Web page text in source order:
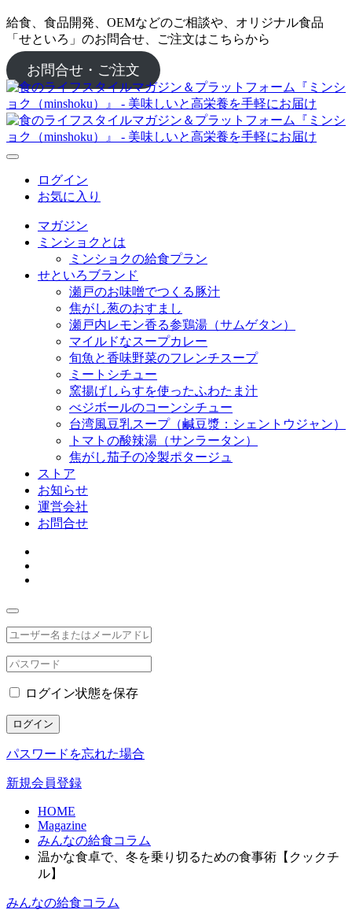
給食、食品開発、OEMなどのご相談や、オリジナル食品
「せといろ」のお問合せ、ご注文はこちらから
お問合せ・ご注文
ログイン
お気に入り
マガジン
ミンショクとは
ミンショクの給食プラン
せといろブランド
瀬戸のお味噌でつくる豚汁
焦がし葱のおすまし
瀬戸内レモン香る参鶏湯（サムゲタン）
マイルドなスープカレー
旬魚と香味野菜のフレンチスープ
ミートシチュー
窯揚げしらすを使ったふわたま汁
べジボールのコーンシチュー
台湾風豆乳スープ（鹹豆漿：シェントウジャン）
トマトの酸辣湯（サンラータン）
焦がし茄子の冷製ポタージュ
ストア
お知らせ
運営会社
お問合せ
ログイン状態を保存
ログイン
パスワードを忘れた場合
新規会員登録
HOME
Magazine
みんなの給食コラム
温かな食卓で、冬を乗り切るための食事術【クックチ
ル】
みんなの給食コラム